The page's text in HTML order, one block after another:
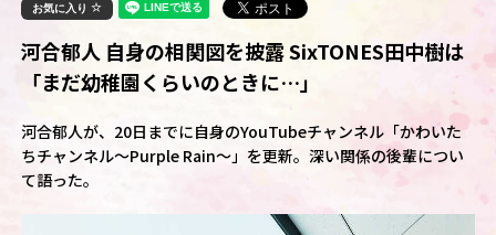
お気に入り
河合郁人 自身の相関図を披露 SixTONES田中樹は
「まだ幼稚園くらいのときに…」
河合郁人が、20日までに自身のYouTubeチャンネル「かわいた
ちチャンネル～Purple Rain～」を更新。深い関係の後輩につい
て語った。